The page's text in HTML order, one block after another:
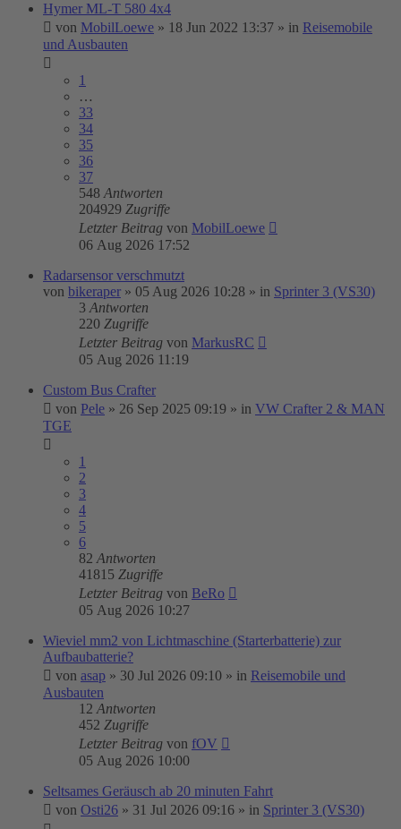
Hymer ML-T 580 4x4
von MobilLoewe » 18 Jun 2022 13:37 » in Reisemobile
und Ausbauten
1
…
33
34
35
36
37
548 Antworten
204929 Zugriffe
Letzter Beitrag von MobilLoewe
06 Aug 2026 17:52
Radarsensor verschmutzt
von bikeraper » 05 Aug 2026 10:28 » in Sprinter 3 (VS30)
3 Antworten
220 Zugriffe
Letzter Beitrag von MarkusRC
05 Aug 2026 11:19
Custom Bus Crafter
von Pele » 26 Sep 2025 09:19 » in VW Crafter 2 & MAN
TGE
1
2
3
4
5
6
82 Antworten
41815 Zugriffe
Letzter Beitrag von BeRo
05 Aug 2026 10:27
Wieviel mm2 von Lichtmaschine (Starterbatterie) zur
Aufbaubatterie?
von asap » 30 Jul 2026 09:10 » in Reisemobile und
Ausbauten
12 Antworten
452 Zugriffe
Letzter Beitrag von fOV
05 Aug 2026 10:00
Seltsames Geräusch ab 20 minuten Fahrt
von Osti26 » 31 Jul 2026 09:16 » in Sprinter 3 (VS30)